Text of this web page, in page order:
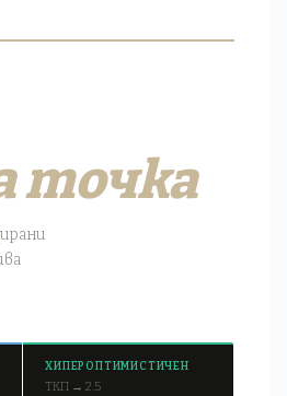
точка
ХИПЕРОПТИМИСТИЧЕН
ТКП → 2.5